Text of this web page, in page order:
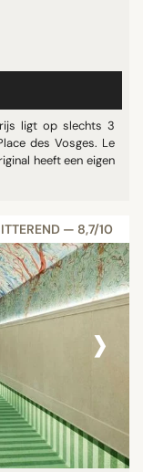
ligt op slechts 3
des Vosges. Le
heeft een eigen
— 8,7/10
›